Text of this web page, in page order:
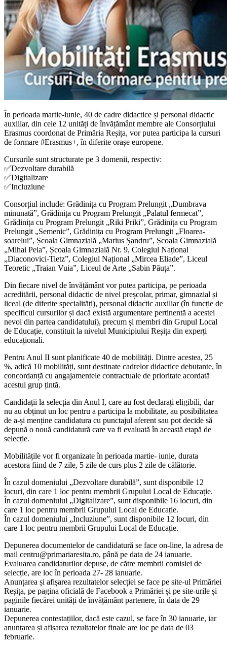
În perioada martie-iunie, 40 de cadre didactice și personal didactic
auxiliar, din cele 12 unități de învățământ membre ale Consorțiului
Erasmus coordonat de Primăria Reșița, vor putea participa la cursuri
de formare #Erasmus+, în diferite orașe europene.
Cursurile sunt structurate pe 3 domenii, respectiv:
✅Dezvoltare durabilă
✅Digitalizare
✅Incluziune
Consorțiul include: Grădinița cu Program Prelungit „Dumbrava
minunată”, Grădinița cu Program Prelungit „Palatul fermecat”,
Grădinița cu Program Prelungit „Riki Priki”, Grădinița cu Program
Prelungit „Semenic”, Grădinița cu Program Prelungit „Floarea-
soarelui”, Școala Gimnazială „Marius Șandru”, Școala Gimnazială
„Mihai Peia”, Școala Gimnazială Nr. 9, Colegiul Național
„Diaconovici-Tietz”, Colegiul Național „Mircea Eliade”, Liceul
Teoretic „Traian Vuia”, Liceul de Arte „Sabin Păuța”.
Din fiecare nivel de învățământ vor putea participa, pe perioada
acreditării, personal didactic de nivel preșcolar, primar, gimnazial și
liceal (de diferite specialități), personal didactic auxiliar (în funcție de
specificul cursurilor și dacă există argumentare pertinentă a acestei
nevoi din partea candidatului), precum și membri din Grupul Local
de Educație, constituit la nivelul Municipiului Reșița din experți
educaționali.
Pentru Anul II sunt planificate 40 de mobilități. Dintre acestea, 25
%, adică 10 mobilități, sunt destinate cadrelor didactice debutante, în
concordanță cu angajamentele contractuale de prioritate acordată
acestui grup țintă.
Candidații la selecția din Anul I, care au fost declarați eligibili, dar
nu au obținut un loc pentru a participa la mobilitate, au posibilitatea
de a-și menține candidatura cu punctajul aferent sau pot decide să
depună o nouă candidatură care va fi evaluată în această etapă de
selecție.
Mobilitățile vor fi organizate în perioada martie- iunie, durata
acestora fiind de 7 zile, 5 zile de curs plus 2 zile de călătorie.
În cazul domeniului „Dezvoltare durabilă”, sunt disponibile 12
locuri, din care 1 loc pentru membrii Grupului Local de Educație.
În cazul domeniului „Digitalizare”, sunt disponibile 16 locuri, din
care 1 loc pentru membrii Grupului Local de Educație.
În cazul domeniului „Incluziune”, sunt disponibile 12 locuri, din
care 1 loc pentru membrii Grupului Local de Educație.
Depunerea documentelor de candidatură se face on-line, la adresa de
mail centru@primariaresita.ro, până pe data de 24 ianuarie.
Evaluarea candidaturilor depuse, de către membrii comisiei de
selecție, are loc în perioada 27- 28 ianuarie.
Anunțarea și afișarea rezultatelor selecției se face pe site-ul Primăriei
Reșița, pe pagina oficială de Facebook a Primăriei și pe site-urile și
paginile fiecărei unități de învățământ partenere, în data de 29
ianuarie.
Depunerea contestațiilor, dacă este cazul, se face în 30 ianuarie, iar
anunțarea și afișarea rezultatelor finale are loc pe data de 03
februarie.